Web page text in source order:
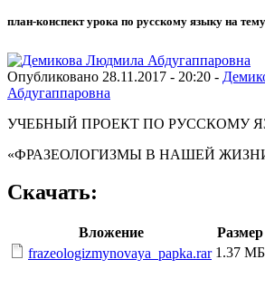
план-конспект урока по русскому языку на тему
Опубликовано 28.11.2017 - 20:20 -
Абдугаппаровна
УЧЕБНЫЙ ПРОЕКТ ПО РУССКОМУ
«ФРАЗЕОЛОГИЗМЫ В НАШЕЙ
Скачать:
Вложение
Размер
frazeologizmynovaya_papka.rar 1.37 МБ